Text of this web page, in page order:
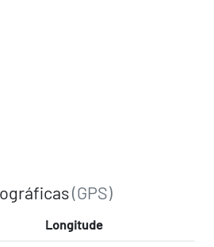
(GPS)
Longitude